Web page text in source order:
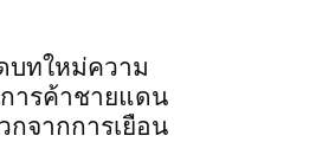
บทใหม่ความ
ารค้าชายแดน
จากการเยือน